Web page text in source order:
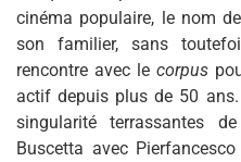
cinéma populaire, le nom
son familier, sans
rencontre avec le corpus
actif depuis plus de 50
singularité terrassantes
Buscetta avec